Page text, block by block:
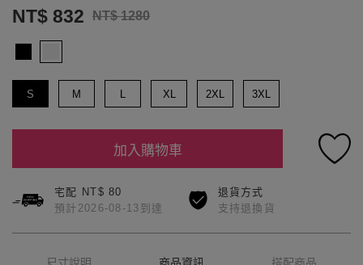
NT$ 832 NT$ 1280
S M L XL 2XL 3XL
加入購物車
宅配 NT$ 80
預計2026-08-13到達
退貨方式
支持退換貨